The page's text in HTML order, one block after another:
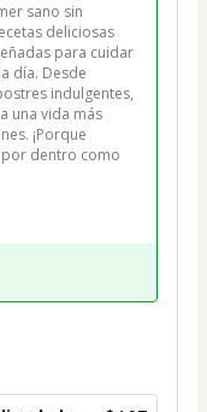
sano sin
deliciosas
para cuidar
día. Desde
indulgentes,
una vida más
¡Porque
dentro como